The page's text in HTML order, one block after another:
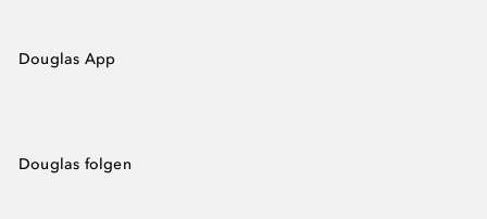
Douglas App
Douglas folgen